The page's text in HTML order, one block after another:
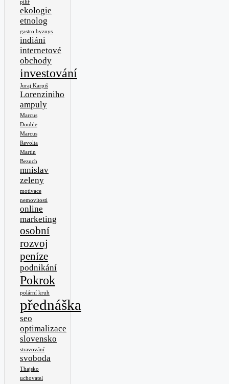
pilíř
ekologie
etnolog
gastro byznys
indiáni
internetové
obchody
investování
Juraj Karpiš
Lorenziniho
ampuly
Marcus
Double
Marcus
Revolta
Martin
Bezuch
mnislav
zeleny
motivace
nemovitosti
online
marketing
osobní
rozvoj
peníze
podnikání
Pokrok
polární kruh
přednáška
seo
optimalizace
slovensko
stravování
svoboda
Thajsko
uchovatel